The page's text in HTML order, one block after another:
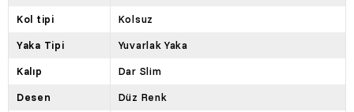
Kol tipi Kolsuz
Yaka Tipi Yuvarlak Yaka
Kalıp Dar Slim
Desen Düz Renk